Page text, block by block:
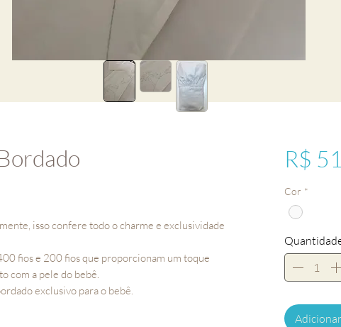
isso confere todo o charme e exclusividade
fios e 200 fios que proporcionam um toque
com a pele do bebê.
exclusivo para o bebê.
R$
Cor *